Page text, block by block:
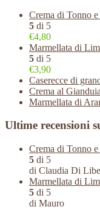
Crema di Tonno
5 di 5
€4,80
Marmellata di
5 di 5
€3,90
Caserecce di
Crema al Gianduia
Marmellata di
Ultime recensioni
Crema di Tonno
5 di 5
di Claudia Di
Marmellata di
5 di 5
di Mauro